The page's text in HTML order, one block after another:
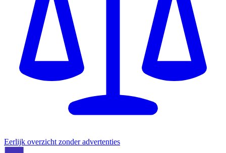
Eerlijk overzicht zonder advertenties